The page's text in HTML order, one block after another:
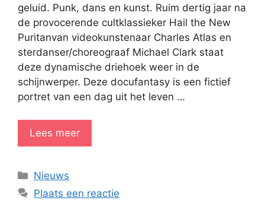
geluid. Punk, dans en kunst. Ruim dertig jaar na
de provocerende cultklassieker Hail the New
Puritanvan videokunstenaar Charles Atlas en
sterdanser/choreograaf Michael Clark staat
deze dynamische driehoek weer in de
schijnwerper. Deze docufantasy is een fictief
portret van een dag uit het leven …
Lees meer
Categorieën
Nieuws
Plaats een reactie